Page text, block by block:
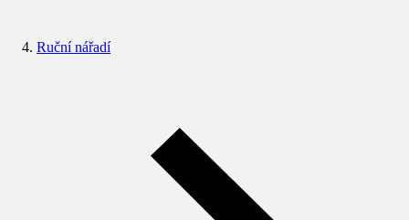
Ruční nářadí